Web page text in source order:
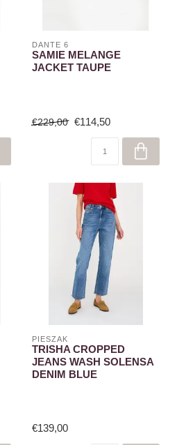
DANTE 6
SAMIE MELANGE
JACKET TAUPE
€229,00 €114,50
PIESZAK
TRISHA CROPPED
JEANS WASH SOLENSA
DENIM BLUE
€139,00